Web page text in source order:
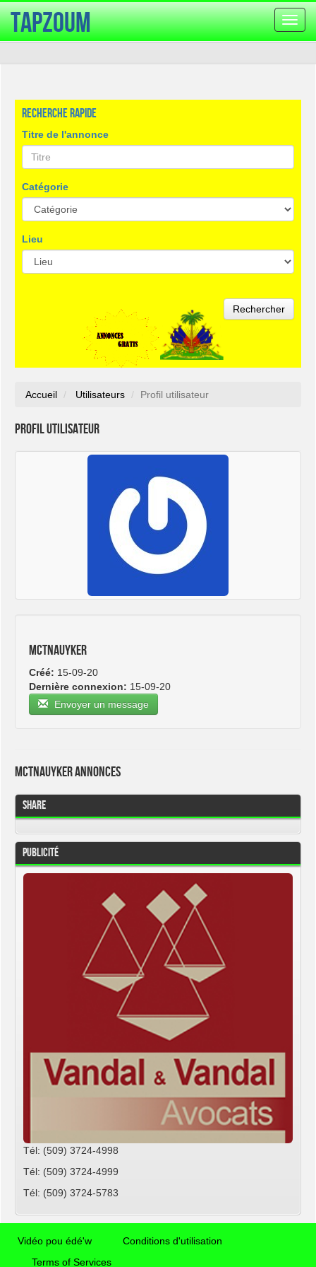
la
TapZoum
Recherche rapide
Titre de l'annonce
Catégorie
Lieu
Rechercher
Accueil Utilisateurs Profil utilisateur
Profil utilisateur
mctnauyker
Créé: 15-09-20
Dernière connexion: 15-09-20
Envoyer un message
mctnauyker Annonces
Share
Publicité
Tél: (509) 3724-4998
Tél: (509) 3724-4999
Tél: (509) 3724-5783
Vidéo pou édé'w
Conditions d'utilisation
Terms of Services